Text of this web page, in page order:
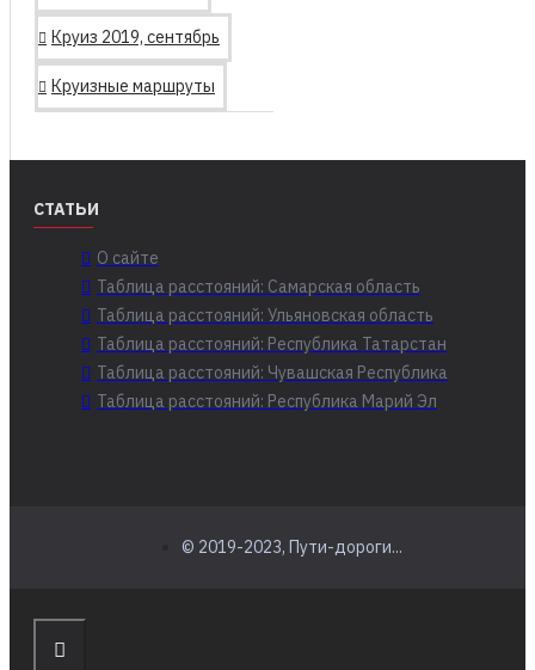
Круиз 2019, сентябрь
Круизные маршруты
СТАТЬИ
О сайте
Таблица расстояний: Самарская область
Таблица расстояний: Ульяновская область
Таблица расстояний: Республика Татарстан
Таблица расстояний: Чувашская Республика
Таблица расстояний: Республика Марий Эл
© 2019-2023, Пути-дороги...